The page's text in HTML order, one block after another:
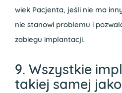
wiek Pacjenta, jeśli nie ma
nie stanowi problemu i
zabiegu implantacji.
9. Wszystkie
takiej samej